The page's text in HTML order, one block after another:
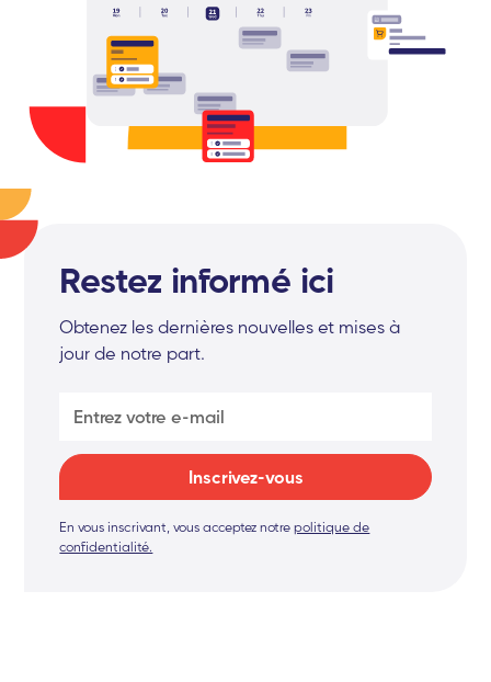
Restez informé ici
Obtenez les dernières nouvelles et mises à
jour de notre part.
En vous inscrivant, vous acceptez notrepolitique de
confidentialité.